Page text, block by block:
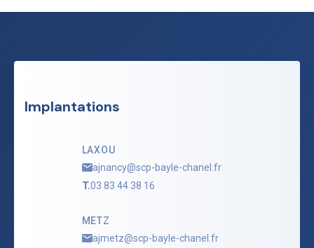
Implantations
LAXOU
ajnancy@scp-bayle-chanel.fr
T.03 83 44 38 16
METZ
ajmetz@scp-bayle-chanel.fr